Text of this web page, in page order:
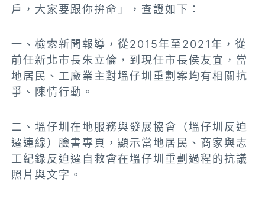
戶，大家要跟你拚命」，查證如下：
一、檢索新聞報導，從2015年至2021年，從
前任新北市長朱立倫，到現任市長侯友宜，當
地居民、工廠業主對塭仔圳重劃案均有相關抗
爭、陳情行動。
二、塭仔圳在地服務與發展協會（塭仔圳反迫
遷連線）臉書專頁，顯示當地居民、商家與志
工紀錄反迫遷自救會在塭仔圳重劃過程的抗議
照片與文字。